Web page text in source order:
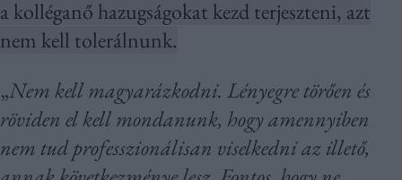
a kolléganő hazugságokat kezd terjeszteni, azt
nem kell tolerálnunk.
„Nem kell magyarázkodni. Lényegre törően és
röviden el kell mondanunk, hogy amennyiben
nem tud professzionálisan viselkedni az illető,